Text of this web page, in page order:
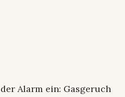
Alarm ein: Gasgeruch